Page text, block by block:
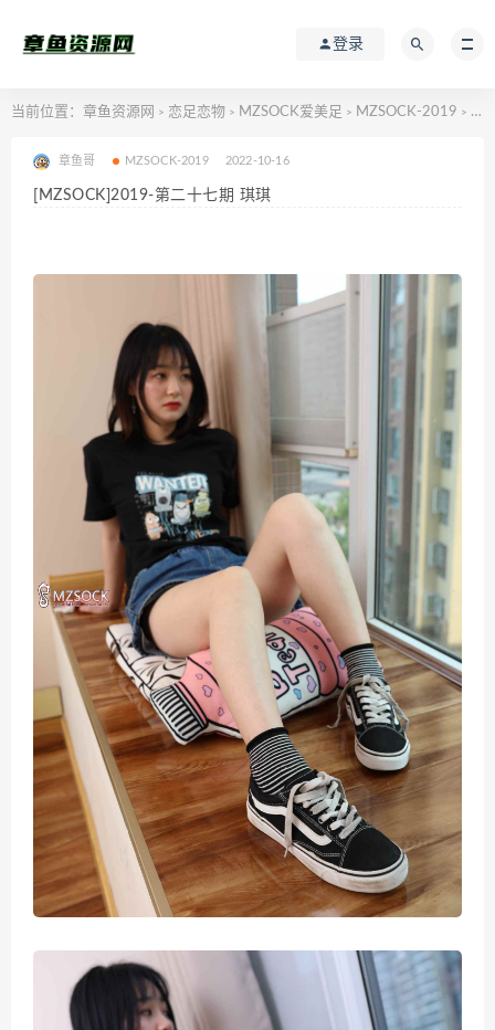
登录
当前位置： 章鱼资源网 > 恋足恋物 > MZSOCK爱美足 > MZSOCK-2019 >
章鱼哥 MZSOCK-2019 2022-10-16
[MZSOCK]2019-第二十七期 琪琪